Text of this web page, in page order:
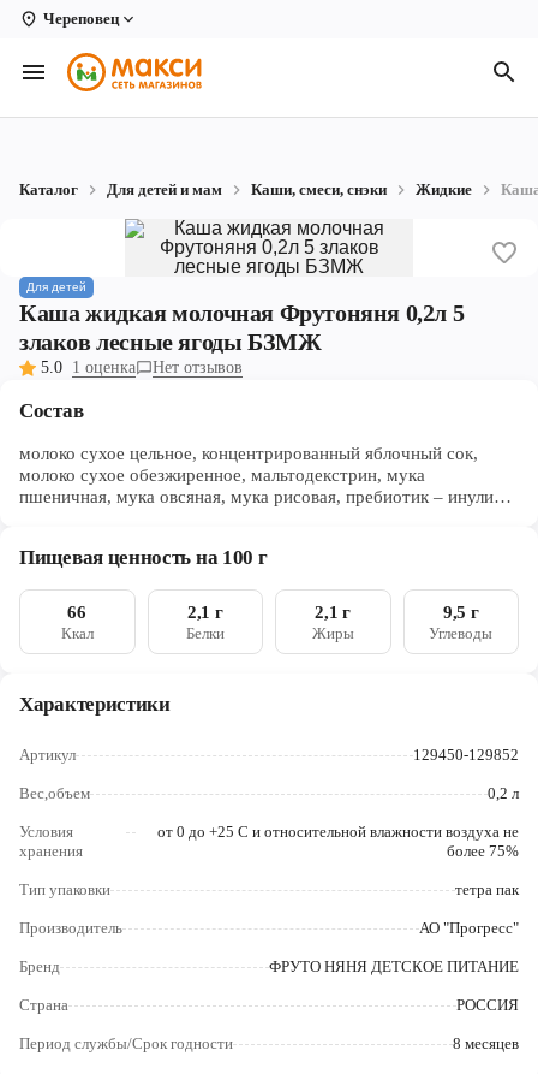
Череповец
Вологда
Архангельск
Коряжма
Котлас
Новодвинск
Рыбинск
Северодвинск
Череповец
Ярославль
Каталог Для детей и мам Каши, смеси, снэки Жидкие
Для детей
Каша жидкая молочная Фрутоняня 0,2л 5
злаков лесные ягоды БЗМЖ
5.0 1 оценка Нет отзывов
Состав
молоко сухое цельное, концентрированный яблочный сок,
молоко сухое обезжиренное, мальтодекстрин, мука
пшеничная, мука овсяная, мука рисовая, пребиотик – инулин,
«Малина», натуральный ароматизатор «Земляника»,
Пищевая ценность на 100 г
66
Ккал
2,1 г
Белки
2,1 г
Жиры
9,5 г
Углеводы
Характеристики
Артикул 129450-129852
Вес,объем 0,2 л
Условия
хранения
от 0 до +25 С и относительной влажности воздуха не
более 75%
Тип упаковки тетра пак
Производитель АО "Прогресс"
Бренд ФРУТО НЯНЯ ДЕТСКОЕ ПИТАНИЕ
Страна РОССИЯ
Период службы/Срок годности 8 месяцев